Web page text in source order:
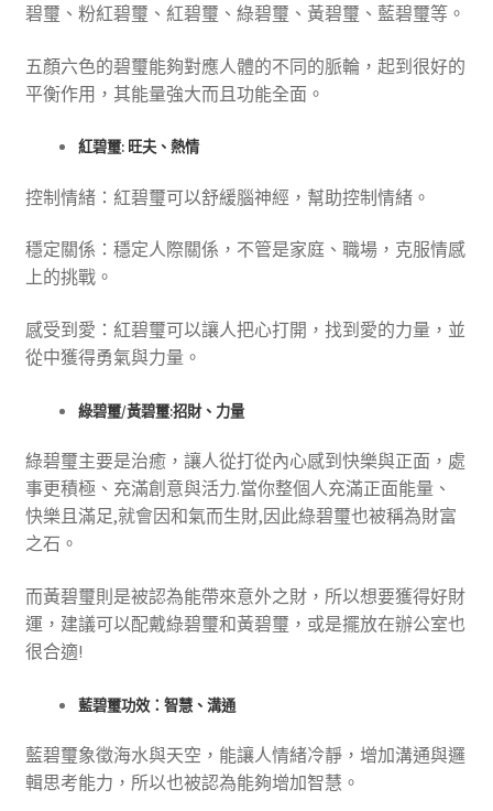
碧璽、粉紅碧璽、紅碧璽、綠碧璽、黃碧璽、藍碧璽等。
五顏六色的碧璽能夠對應人體的不同的脈輪，起到很好的
平衡作用，其能量強大而且功能全面。
紅碧璽: 旺夫、熱情
控制情緒：紅碧璽可以舒緩腦神經，幫助控制情緒。
穩定關係：穩定人際關係，不管是家庭、職場，克服情感
上的挑戰。
感受到愛：紅碧璽可以讓人把心打開，找到愛的力量，並
從中獲得勇氣與力量。
綠碧璽/黃碧璽:招財、力量
綠碧璽主要是治癒，讓人從打從內心感到快樂與正面，處
事更積極、充滿創意與活力.當你整個人充滿正面能量、
快樂且滿足,就會因和氣而生財,因此綠碧璽也被稱為財富
之石。
而黃碧璽則是被認為能帶來意外之財，所以想要獲得好財
運，建議可以配戴綠碧璽和黃碧璽，或是擺放在辦公室也
很合適!
藍碧璽功效：智慧、溝通
藍碧璽象徵海水與天空，能讓人情緒冷靜，增加溝通與邏
輯思考能力，所以也被認為能夠增加智慧。